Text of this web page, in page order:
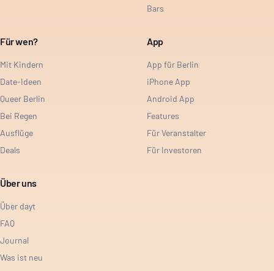
Bars
Für wen?
Mit Kindern
Date-Ideen
Queer Berlin
Bei Regen
Ausflüge
Deals
App
App für Berlin
iPhone App
Android App
Features
Für Veranstalter
Für Investoren
Über uns
Über dayt
FAQ
Journal
Was ist neu